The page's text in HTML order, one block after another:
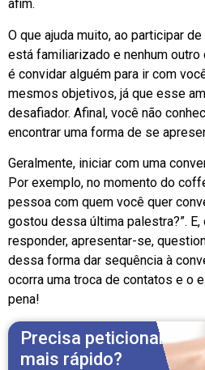
afim.
O que ajuda muito, ao participar
está familiarizado e nenhum
é convidar alguém para ir com
mesmos objetivos, já que esse
desafiador. Afinal, você não
encontrar uma forma de se
Geralmente, iniciar com uma
Por exemplo, no momento do
pessoa com quem você quer
gostou dessa última palestra?”.
responder, apresentar-se,
dessa forma dar sequência à
ocorra uma troca de contatos e o
pena!
Precisa peticionar
mais rápido?